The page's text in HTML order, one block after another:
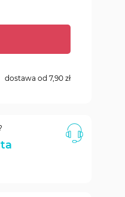
dostawa od7,90 zł